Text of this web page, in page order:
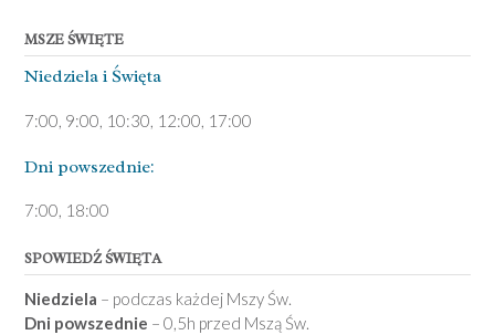
MSZE ŚWIĘTE
Niedziela ­i Święta
7:00, 9:00, 10:30, 12:00, 17:00
Dni pows­zednie:
7­:00, 18:00­
SPOWIEDŹ ŚWIĘTA
Niedziela – podczas każdej Mszy Św.
Dni powszednie – 0,5h przed Mszą Św.